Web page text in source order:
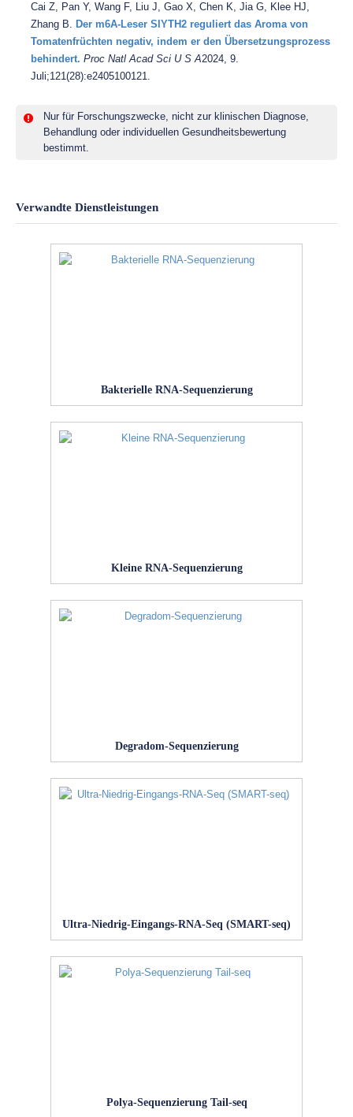
Cai Z, Pan Y, Wang F, Liu J, Gao X, Chen K, Jia G, Klee HJ,
Zhang B. Der m6A-Leser SlYTH2 reguliert das Aroma von
Tomatenfrüchten negativ, indem er den Übersetzungsprozess
behindert. Proc Natl Acad Sci U S A2024, 9.
Juli;121(28):e2405100121.
Nur für Forschungszwecke, nicht zur klinischen Diagnose,
Behandlung oder individuellen Gesundheitsbewertung
bestimmt.
Verwandte Dienstleistungen
Bakterielle RNA-Sequenzierung
Kleine RNA-Sequenzierung
Degradom-Sequenzierung
Ultra-Niedrig-Eingangs-RNA-Seq (SMART-seq)
Polya-Sequenzierung Tail-seq